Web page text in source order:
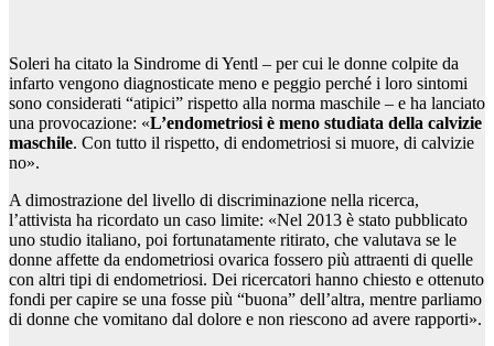
Soleri ha citato la Sindrome di Yentl – per cui le donne colpite da
infarto vengono diagnosticate meno e peggio perché i loro sintomi
sono considerati “atipici” rispetto alla norma maschile – e ha lanciato
una provocazione: «L’endometriosi è meno studiata della calvizie
maschile. Con tutto il rispetto, di endometriosi si muore, di calvizie
no».
A dimostrazione del livello di discriminazione nella ricerca,
l’attivista ha ricordato un caso limite: «Nel 2013 è stato pubblicato
uno studio italiano, poi fortunatamente ritirato, che valutava se le
donne affette da endometriosi ovarica fossero più attraenti di quelle
con altri tipi di endometriosi. Dei ricercatori hanno chiesto e ottenuto
fondi per capire se una fosse più “buona” dell’altra, mentre parliamo
di donne che vomitano dal dolore e non riescono ad avere rapporti».